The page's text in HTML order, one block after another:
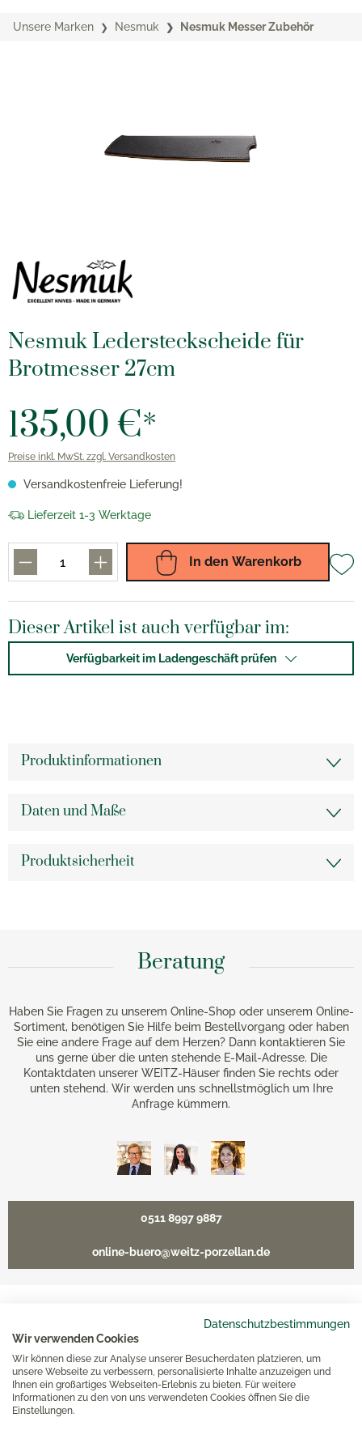
Datenschutzbestimmungen
Wir verwenden Cookies
Wir können diese zur Analyse unserer Besucherdaten platzieren, um
unsere Webseite zu verbessern, personalisierte Inhalte anzuzeigen und
Ihnen ein großartiges Webseiten-Erlebnis zu bieten. Für weitere
Informationen zu den von uns verwendeten Cookies öffnen Sie die
Einstellungen.
Unsere Marken Nesmuk Nesmuk Messer Zubehör
Nesmuk Ledersteckscheide für
Brotmesser 27cm
135,00 €*
Preise inkl. MwSt. zzgl. Versandkosten
Versandkostenfreie Lieferung!
Lieferzeit 1-3 Werktage
In den Warenkorb
Dieser Artikel ist auch verfügbar im:
Verfügbarkeit im Ladengeschäft prüfen
Produktinformationen
Daten und Maße
Produktsicherheit
Beratung
Haben Sie Fragen zu unserem Online-Shop oder unserem Online-
Sortiment, benötigen Sie Hilfe beim Bestellvorgang oder haben
Sie eine andere Frage auf dem Herzen? Dann kontaktieren Sie
uns gerne über die unten stehende E-Mail-Adresse. Die
Kontaktdaten unserer WEITZ-Häuser finden Sie rechts oder
unten stehend. Wir werden uns schnellstmöglich um Ihre
Anfrage kümmern.
0511 8997 9887
online-buero@weitz-porzellan.de
Unsere Häuser
Hannover
Hamburg am Neuen Wall